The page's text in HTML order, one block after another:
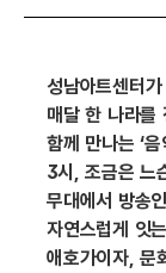
성남아트센터
매달 한 나라를
함께 만나는 ‘
3시, 조금은 느
무대에서 방송
자연스럽게 잇
애호가이자, 문